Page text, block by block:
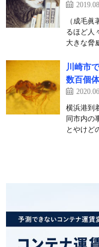
（成毛
るほど人
大きな脅
川崎市
数百個体
横浜港到
同市内の
とやけど